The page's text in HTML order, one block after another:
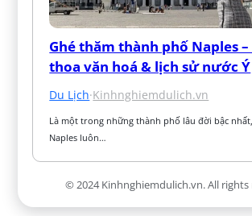
Ghé thăm thành phố Naples
thoa văn hoá & lịch sử nước Ý
Du Lịch·Kinhnghiemdulich.vn
Là một trong những thành phố lâu đời bậc
Naples luôn…
© 2024 Kinhnghiemdulich.vn. All rights